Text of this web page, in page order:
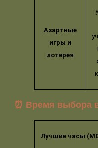
Азартные
игры и
лотерея
⏰ Время выбора
Лучшие часы